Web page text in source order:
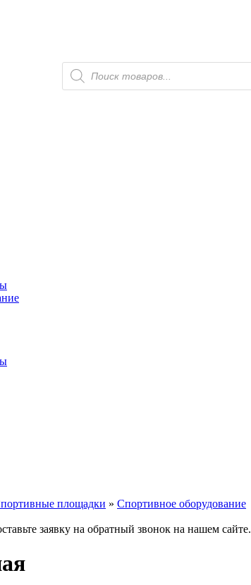
Поиск
товаров
площадки » Спортивное оборудование
заявку на обратный звонок на нашем сайте.